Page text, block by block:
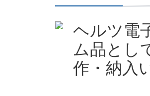
ヘルツ電
ム品とし
作・納入